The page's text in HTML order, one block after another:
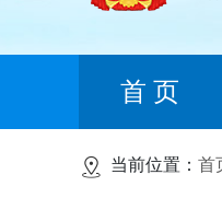
首 页
当前位置： 首